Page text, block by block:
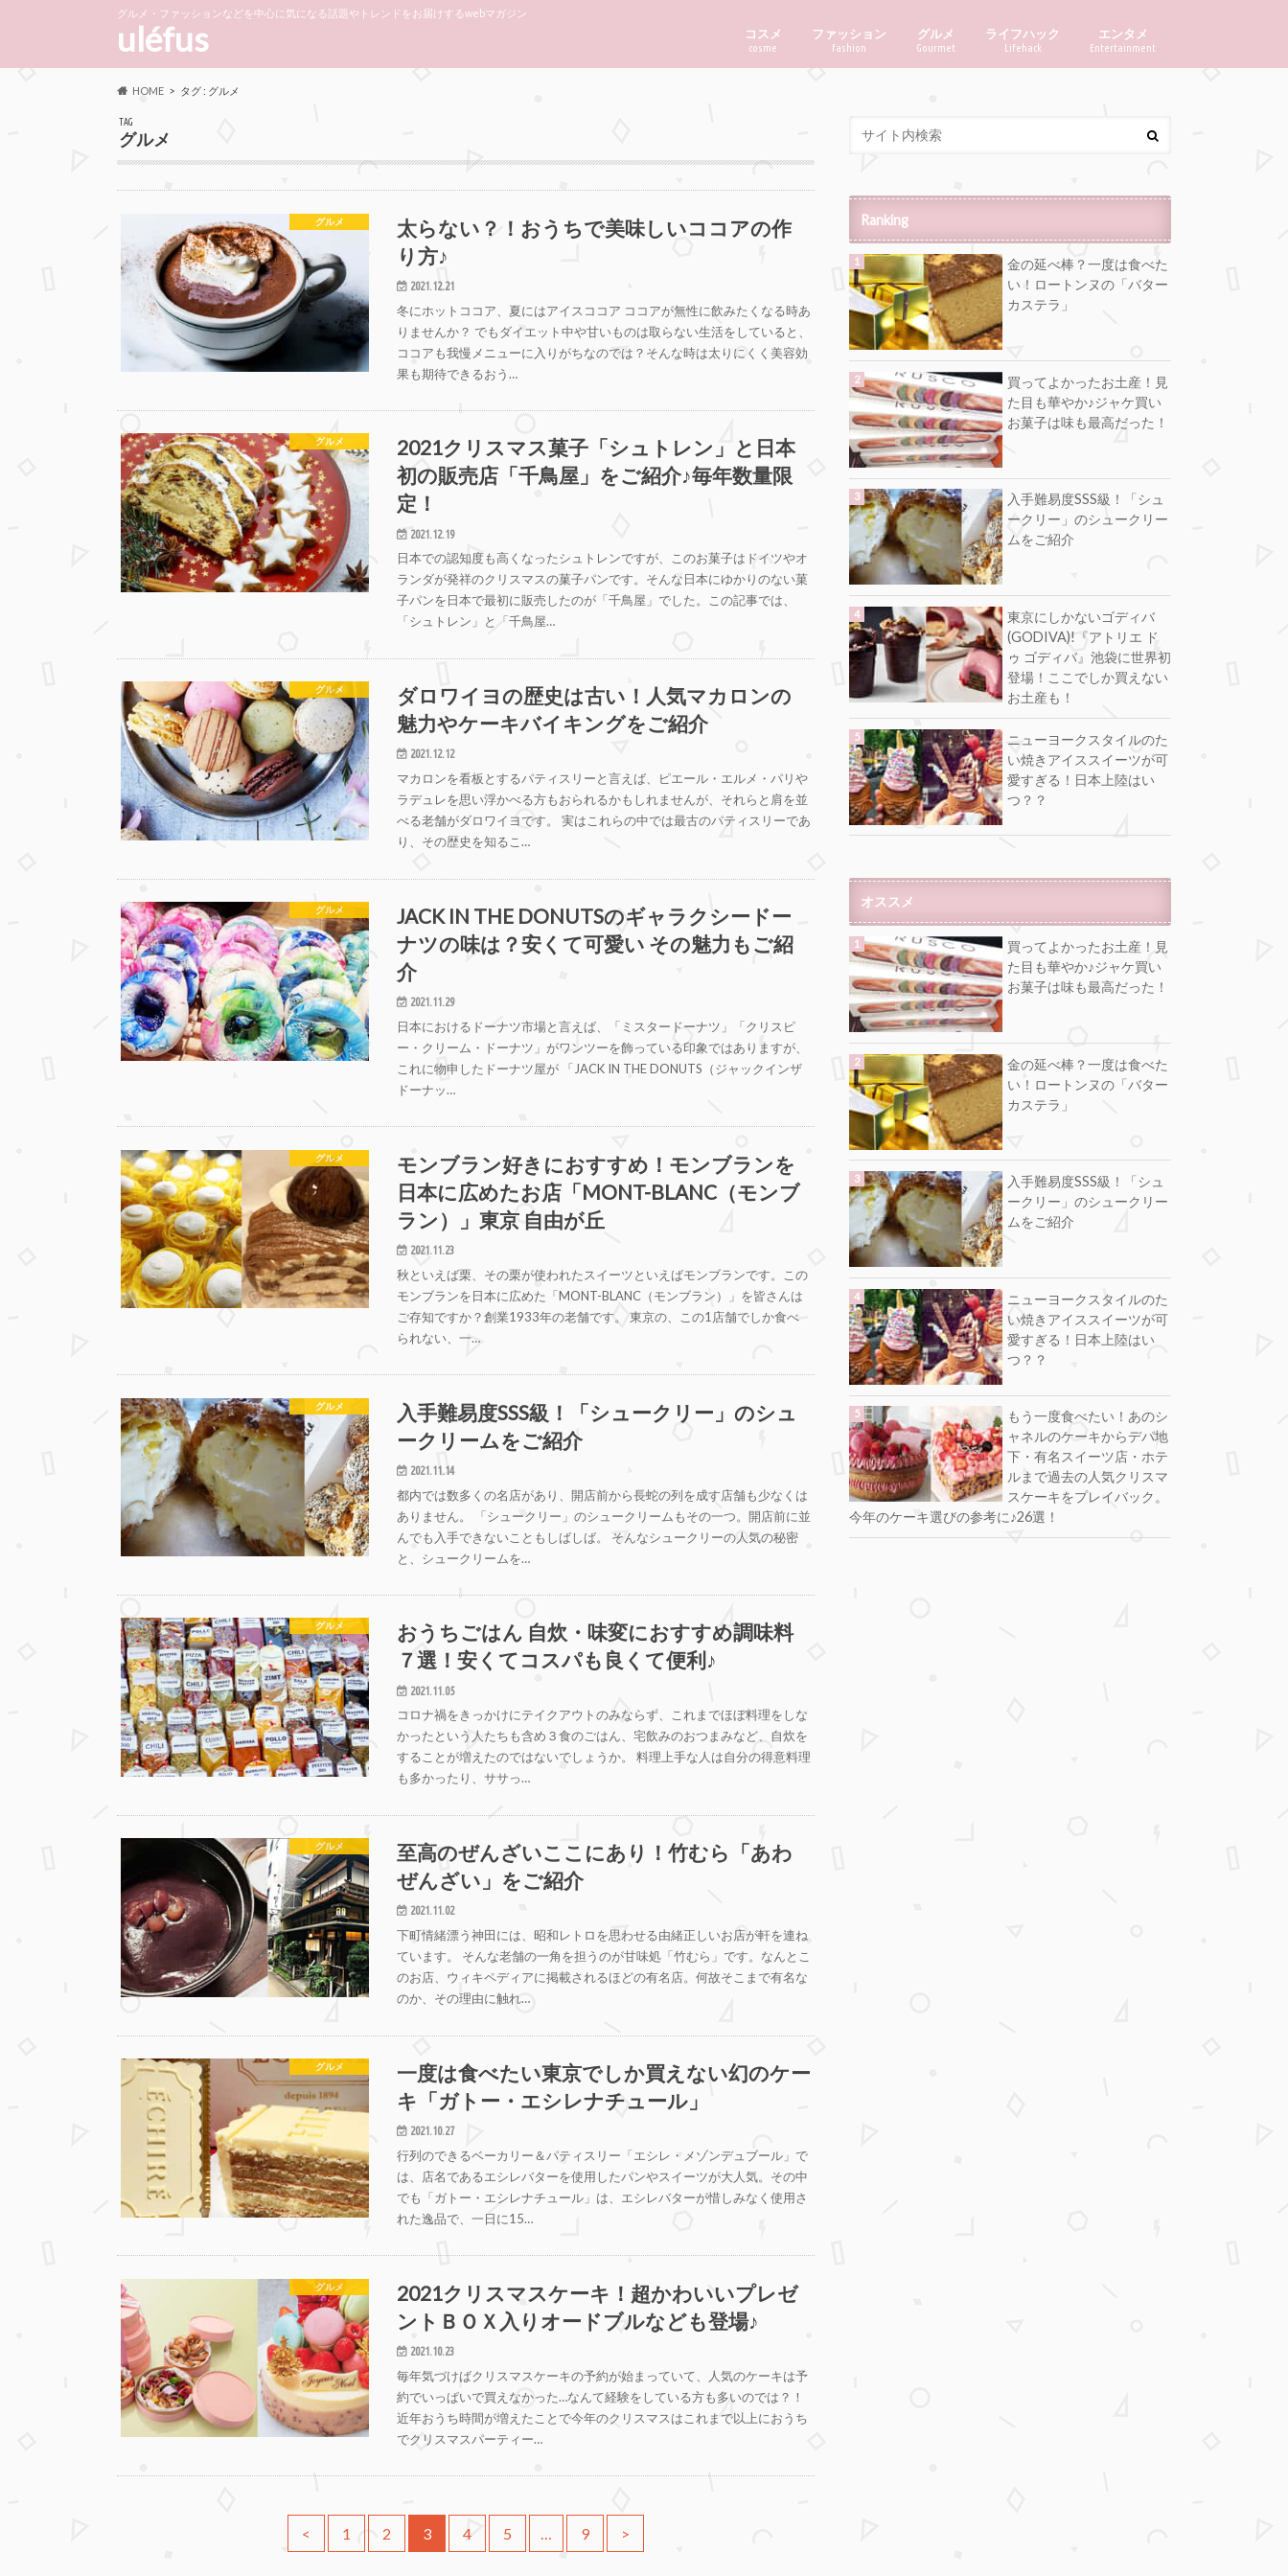
グルメ・ファッションなどを中心に気になる話題やトレンドをお届けするwebマガジン
uléfus コスメ
cosme
ファッション
fashion
グルメ
Gourmet
ライフハック
Lifehack
エンタメ
Entertainment
HOME タグ : グルメ
TAG
グルメ
グルメ
太らない？！おうちで美味しいココアの作
り方♪
2021.12.21
冬にホットココア、夏にはアイスココア ココアが無性に飲みたくなる時あ
りませんか？ でもダイエット中や甘いものは取らない生活をしていると、
ココアも我慢メニューに入りがちなのでは？そんな時は太りにくく美容効
果も期待できるおう…
グルメ
2021クリスマス菓子「シュトレン」と日本
初の販売店「千鳥屋」をご紹介♪毎年数量限
定！
2021.12.19
日本での認知度も高くなったシュトレンですが、このお菓子はドイツやオ
ランダが発祥のクリスマスの菓子パンです。そんな日本にゆかりのない菓
子パンを日本で最初に販売したのが「千鳥屋」でした。この記事では、
「シュトレン」と「千鳥屋…
グルメ
ダロワイヨの歴史は古い！人気マカロンの
魅力やケーキバイキングをご紹介
2021.12.12
マカロンを看板とするパティスリーと言えば、ピエール・エルメ・パリや
ラデュレを思い浮かべる方もおられるかもしれませんが、それらと肩を並
べる老舗がダロワイヨです。 実はこれらの中では最古のパティスリーであ
り、その歴史を知るこ…
グルメ
JACK IN THE DONUTSのギャラクシードー
ナツの味は？安くて可愛い その魅力もご紹
介
2021.11.29
日本におけるドーナツ市場と言えば、「ミスタードーナツ」「クリスピ
ー・クリーム・ドーナツ」がワンツーを飾っている印象ではありますが、
これに物申したドーナツ屋が 「JACK IN THE DONUTS（ジャックインザ
ドーナッ…
グルメ
モンブラン好きにおすすめ！モンブランを
日本に広めたお店「MONT-BLANC（モンブ
ラン）」東京 自由が丘
2021.11.23
秋といえば栗、その栗が使われたスイーツといえばモンブランです。この
モンブランを日本に広めた「MONT-BLANC（モンブラン）」を皆さんは
ご存知ですか？創業1933年の老舗です。 東京の、この1店舗でしか食べ
られない、一…
グルメ
入手難易度SSS級！「シュークリー」のシュ
ークリームをご紹介
2021.11.14
都内では数多くの名店があり、開店前から長蛇の列を成す店舗も少なくは
ありません。 「シュークリー」のシュークリームもその一つ。開店前に並
んでも入手できないこともしばしば。 そんなシュークリーの人気の秘密
と、シュークリームを…
グルメ
おうちごはん 自炊・味変におすすめ調味料
７選！安くてコスパも良くて便利♪
2021.11.05
コロナ禍をきっかけにテイクアウトのみならず、これまでほぼ料理をしな
かったという人たちも含め３食のごはん、宅飲みのおつまみなど、自炊を
することが増えたのではないでしょうか。 料理上手な人は自分の得意料理
も多かったり、ササっ…
グルメ
至高のぜんざいここにあり！竹むら「あわ
ぜんざい」をご紹介
2021.11.02
下町情緒漂う神田には、昭和レトロを思わせる由緒正しいお店が軒を連ね
ています。 そんな老舗の一角を担うのが甘味処「竹むら」です。なんとこ
のお店、ウィキペディアに掲載されるほどの有名店。何故そこまで有名な
のか、その理由に触れ…
グルメ
一度は食べたい東京でしか買えない幻のケー
キ「ガトー・エシレナチュール」
2021.10.27
行列のできるベーカリー＆パティスリー「エシレ・メゾンデュブール」で
は、店名であるエシレバターを使用したパンやスイーツが大人気。その中
でも「ガトー・エシレナチュール」は、エシレバターが惜しみなく使用さ
れた逸品で、一日に15…
グルメ
2021クリスマスケーキ！超かわいいプレゼ
ントＢＯＸ入りオードブルなども登場♪
2021.10.23
毎年気づけばクリスマスケーキの予約が始まっていて、人気のケーキは予
約でいっぱいで買えなかった…なんて経験をしている方も多いのでは？！
近年おうち時間が増えたことで今年のクリスマスはこれまで以上におうち
でクリスマスパーティー…
< 1 2 3 4 5 … 9 >
Ranking
金の延べ棒？一度は食べた
い！ロートンヌの「バター
カステラ」
買ってよかったお土産！見
た目も華やか♪ジャケ買い
お菓子は味も最高だった！
入手難易度SSS級！「シュ
ークリー」のシュークリー
ムをご紹介
東京にしかないゴディバ
(GODIVA)!『アトリエ ド
ゥ ゴディバ』池袋に世界初
登場！ここでしか買えない
お土産も！
ニューヨークスタイルのた
い焼きアイススイーツが可
愛すぎる！日本上陸はい
つ？？
オススメ
買ってよかったお土産！見
た目も華やか♪ジャケ買い
お菓子は味も最高だった！
金の延べ棒？一度は食べた
い！ロートンヌの「バター
カステラ」
入手難易度SSS級！「シュ
ークリー」のシュークリー
ムをご紹介
ニューヨークスタイルのた
い焼きアイススイーツが可
愛すぎる！日本上陸はい
つ？？
もう一度食べたい！あのシ
ャネルのケーキからデパ地
下・有名スイーツ店・ホテ
ルまで過去の人気クリスマ
スケーキをプレイバック。
今年のケーキ選びの参考に♪26選！